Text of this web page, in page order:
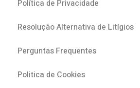
Política de Privacidade
Resolução Alternativa de Litígios
Perguntas Frequentes
Politica de Cookies